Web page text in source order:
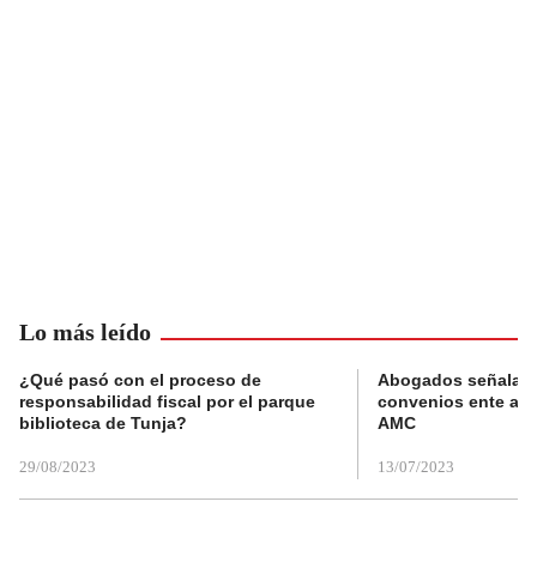
Lo más leído
¿Qué pasó con el proceso de
responsabilidad fiscal por el parque
biblioteca de Tunja?
29/08/2023
Abogados
convenios ente
AMC
13/07/2023